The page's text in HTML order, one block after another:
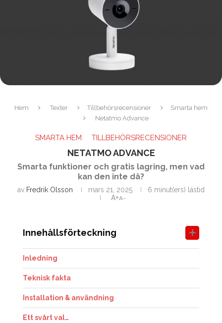
Hem Texter Tillbehörsrecensioner
Smarta hem
Netatmo Advance
SMARTA HEM TILLBEHÖRSRECENSIONER
NETATMO ADVANCE
Smarta funktioner och gratis lagring, men vad
kan den inte då?
av Fredrik Olsson mars 21, 2025
6 minut(ers) lästid
A+A-
Innehållsförteckning
Inledning
Teknisk fakta
Installation & användning
Ett svårt val…